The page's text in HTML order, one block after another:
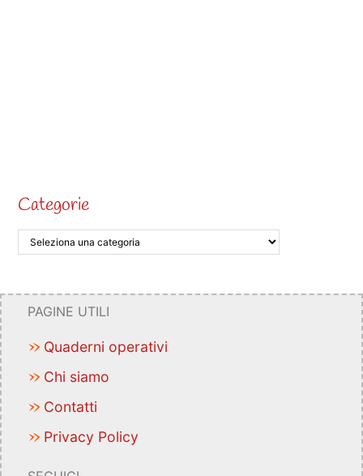
Categorie
PAGINE UTILI
Quaderni operativi
Chi siamo
Contatti
Privacy Policy